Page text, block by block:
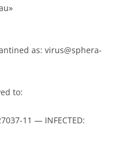
as: virus@sphera-
to:
11 — INFECTED: